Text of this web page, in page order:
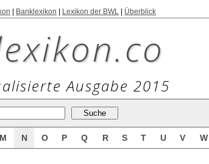
Banklexikon Lexikon der BWL Überblick
Ausgabe 2015
M N O P Q R S T U V W